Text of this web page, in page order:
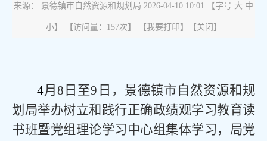
来源： 景德镇市自然资源和规划局 2026-04-10 10:01 【字号 大 中
小】 【访问量： 157次】 【我要打印】【关闭 】
4月8 日至9 日，景德镇市自然资源和规
划局举办树立和践行正确政绩观学习教育读
书班暨党组理论学习中心组集体学习，局党